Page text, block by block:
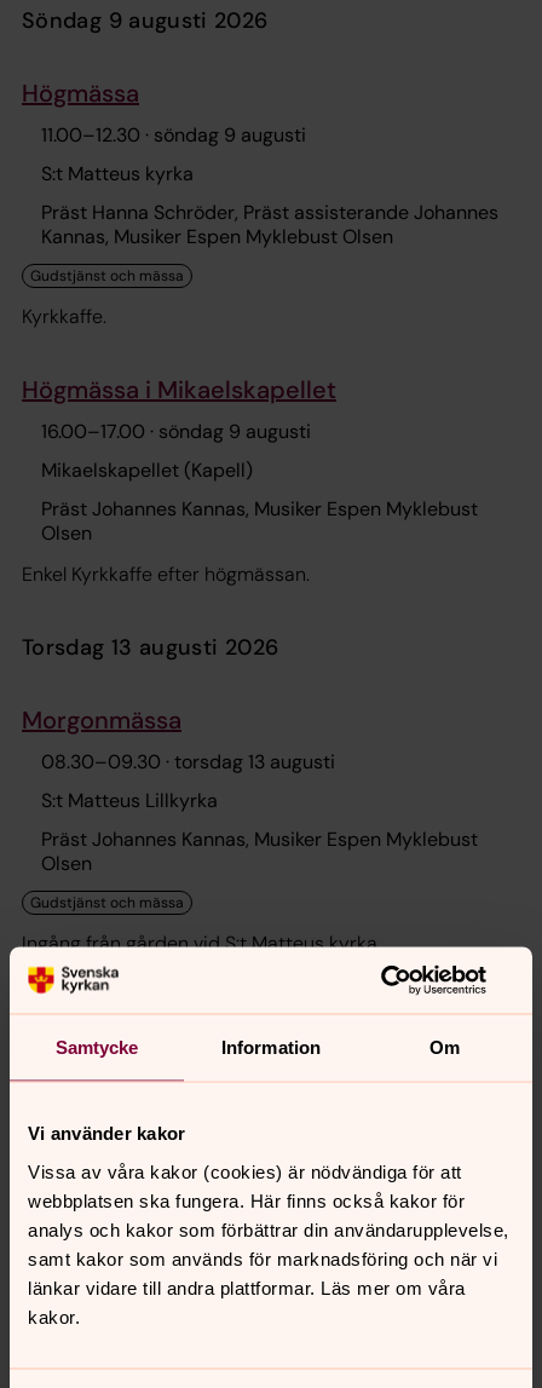
Samtycke Information Om
Vi använder kakor
Vissa av våra kakor (cookies) är nödvändiga för att
webbplatsen ska fungera. Här finns också kakor för
analys och kakor som förbättrar din användarupplevelse,
samt kakor som används för marknadsföring och när vi
länkar vidare till andra plattformar. Läs mer om våra
kakor.
söndag 9 augusti 2026
Högmässa
11.00–12.30 · söndag 9 augusti
S:t Matteus kyrka
Präst Hanna Schröder, Präst assisterande Johannes
Kannas, Musiker Espen Myklebust Olsen
Kyrkkaffe.
Högmässa i Mikaelskapellet
16.00–17.00 · söndag 9 augusti
Mikaelskapellet (Kapell)
Präst Johannes Kannas, Musiker Espen Myklebust
Olsen
Enkel Kyrkkaffe efter högmässan.
torsdag 13 augusti 2026
Morgonmässa
08.30–09.30 · torsdag 13 augusti
S:t Matteus Lillkyrka
Präst Johannes Kannas, Musiker Espen Myklebust
Olsen
Ingång från gården vid S:t Matteus kyrka
söndag 16 augusti 2026
Högmässa
11.00–12.30· söndag 16 augusti
S:t Matteus kyrka
Präst Jenny Karlsson, Präst assisterande Cecilia
Johnsson, Musiker Ida Fahl
Kyrkkaffe.